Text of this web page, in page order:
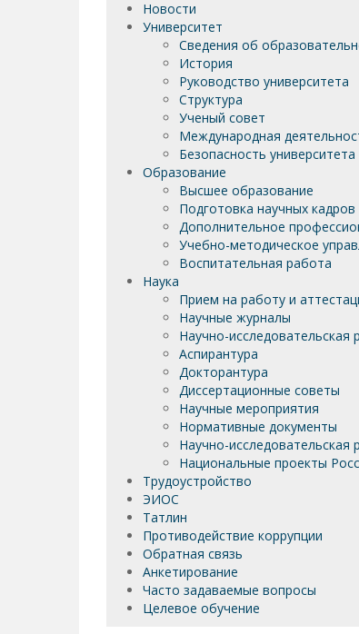
Новости
Университет
Сведения об
История
Руководство университета
Структура
Ученый совет
Международная
Безопасность университета
Образование
Высшее образование
Подготовка научных кадров
Дополнительное
Учебно-методическое
Воспитательная работа
Наука
Прием на работу и
Научные журналы
Научно-исследовательская
Аспирантура
Докторантура
Диссертационные советы
Научные мероприятия
Нормативные документы
Научно-исследовательская
Национальные проекты
Трудоустройство
ЭИОС
Татлин
Противодействие коррупции
Обратная связь
Анкетирование
Часто задаваемые вопросы
Целевое обучение